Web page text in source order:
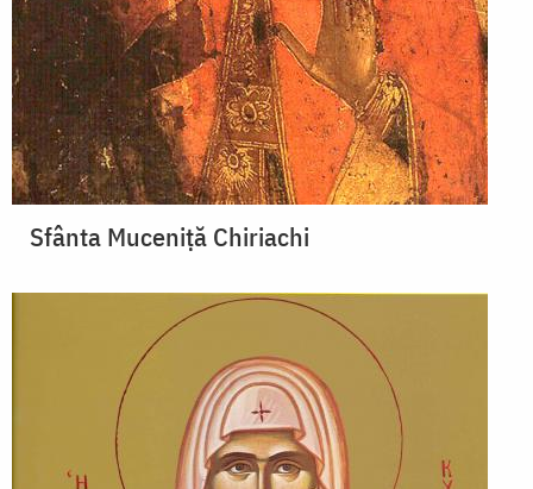
Sfânta Muceniţă Chiriachi